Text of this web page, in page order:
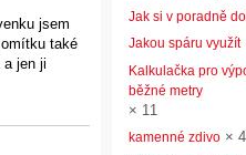
jsem
také
jen ji
Jak si v poradně
Jakou spáru využít
Kalkulačka pro
běžné metry
× 11
kamenné zdivo ×